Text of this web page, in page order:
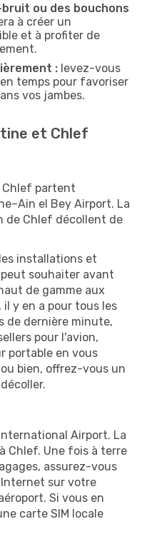
ou des bouchons
à créer un
et à profiter de
: levez-vous
temps pour favoriser
vos jambes.
et Chlef
Chlef partent
el Bey Airport. La
de Chlef décollent de
installations et
souhaiter avant
de gamme aux
y en a pour tous les
de dernière minute,
pour l'avion,
portable en vous
bien, offrez-vous un
Airport. La
Chlef. Une fois à terre
assurez-vous
sur votre
Si vous en
carte SIM locale